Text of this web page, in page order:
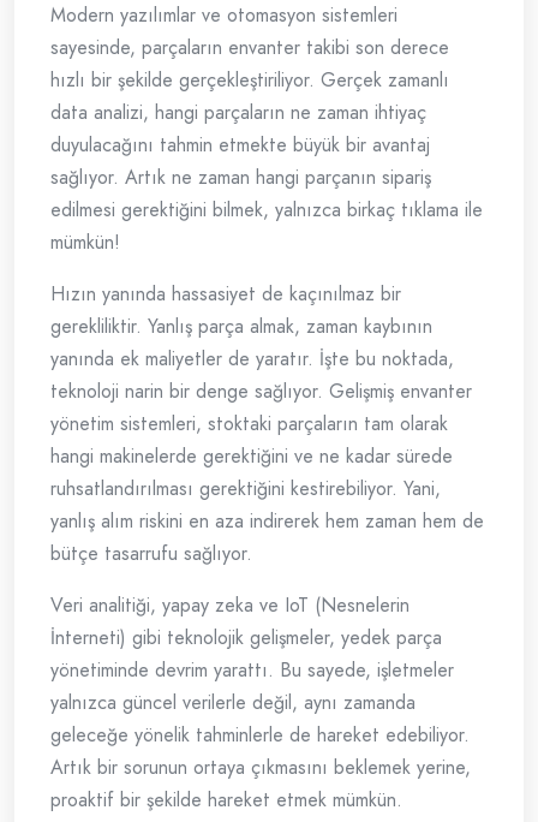
Modern yazılımlar ve otomasyon sistemleri
sayesinde, parçaların envanter takibi son derece
hızlı bir şekilde gerçekleştiriliyor. Gerçek zamanlı
data analizi, hangi parçaların ne zaman ihtiyaç
duyulacağını tahmin etmekte büyük bir avantaj
sağlıyor. Artık ne zaman hangi parçanın sipariş
edilmesi gerektiğini bilmek, yalnızca birkaç tıklama ile
mümkün!
Hızın yanında hassasiyet de kaçınılmaz bir
gerekliliktir. Yanlış parça almak, zaman kaybının
yanında ek maliyetler de yaratır. İşte bu noktada,
teknoloji narin bir denge sağlıyor. Gelişmiş envanter
yönetim sistemleri, stoktaki parçaların tam olarak
hangi makinelerde gerektiğini ve ne kadar sürede
ruhsatlandırılması gerektiğini kestirebiliyor. Yani,
yanlış alım riskini en aza indirerek hem zaman hem de
bütçe tasarrufu sağlıyor.
Veri analitiği, yapay zeka ve IoT (Nesnelerin
İnterneti) gibi teknolojik gelişmeler, yedek parça
yönetiminde devrim yarattı. Bu sayede, işletmeler
yalnızca güncel verilerle değil, aynı zamanda
geleceğe yönelik tahminlerle de hareket edebiliyor.
Artık bir sorunun ortaya çıkmasını beklemek yerine,
proaktif bir şekilde hareket etmek mümkün.